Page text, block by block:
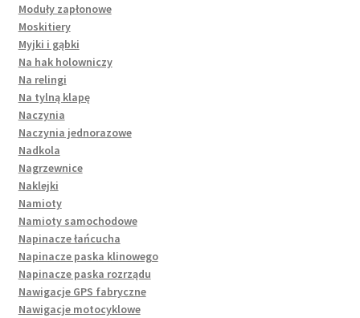
Moduły zapłonowe
Moskitiery
Myjki i gąbki
Na hak holowniczy
Na relingi
Na tylną klapę
Naczynia
Naczynia jednorazowe
Nadkola
Nagrzewnice
Naklejki
Namioty
Namioty samochodowe
Napinacze łańcucha
Napinacze paska klinowego
Napinacze paska rozrządu
Nawigacje GPS fabryczne
Nawigacje motocyklowe